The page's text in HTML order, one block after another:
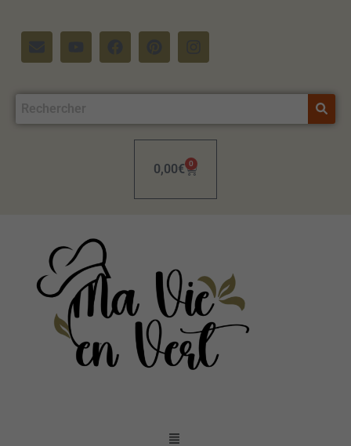
0,00€ 0